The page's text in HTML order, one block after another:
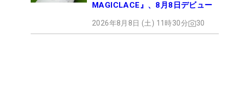
MAGICLACE』、8月8日デビュー
2026年8月8日 (土) 11時30分 30